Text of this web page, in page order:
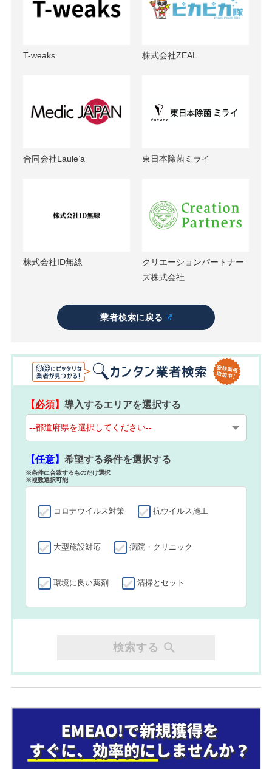
T-weaks 株式会社ZEAL
合同会社Laule’a 東日本除菌ミライ
株式会社ID無線
クリエーションパートナー
ズ株式会社
業者検索に戻る
【必須】導入するエリアを選択する
【任意】希望する条件を選択する
※条件に合致するものだけ選択
※複数選択可能
コロナウイルス対策 抗ウイルス施工
大型施設対応 病院・クリニック
環境に良い薬剤 清掃とセット
検索する